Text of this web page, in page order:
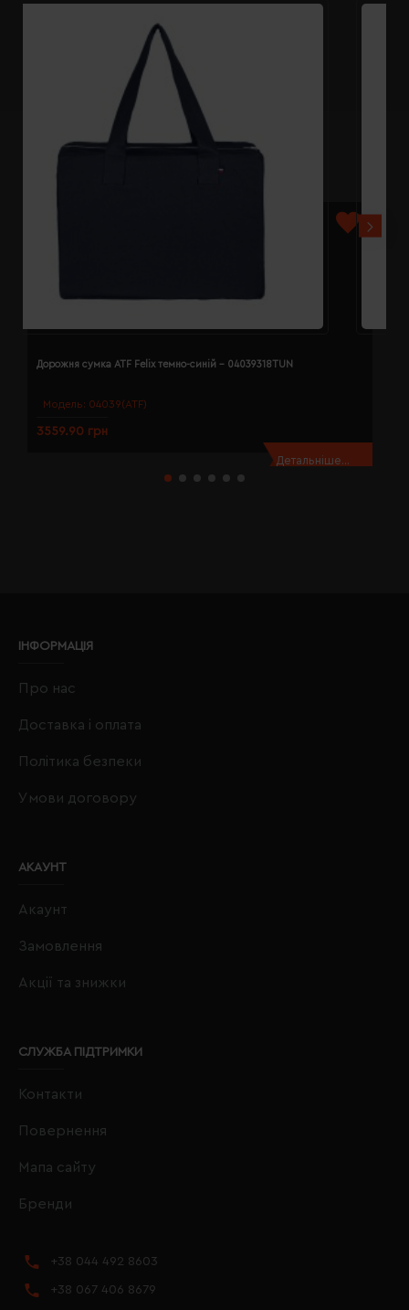
Модель: 04039(ATF)
Дорожня сумка ATF Felix темно-синій - 04039318TUN
3559.90 грн
Детальніше...
ІНФОРМАЦІЯ
Про нас
Доставка і оплата
Політика безпеки
Умови договору
АКАУНТ
Акаунт
Замовлення
Акції та знижки
СЛУЖБА ПІДТРИМКИ
Контакти
Повернення
Мапа сайту
Бренди
+38 044 492 8603
+38 067 406 8679